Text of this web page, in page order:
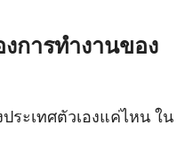
การทำงานของ
ระเทศตัวเองแค่ไหน ใน